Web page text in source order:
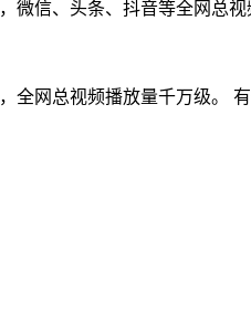
微信、头条、抖音等全网总
全网总视频播放量千万级。